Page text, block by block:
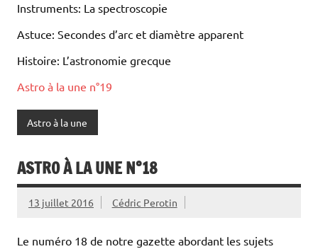
Instruments: La spectroscopie
Astuce: Secondes d’arc et diamètre apparent
Histoire: L’astronomie grecque
Astro à la une n°19
Astro à la une
ASTRO À LA UNE N°18
13 juillet 2016 Cédric Perotin
Le numéro 18 de notre gazette abordant les sujets